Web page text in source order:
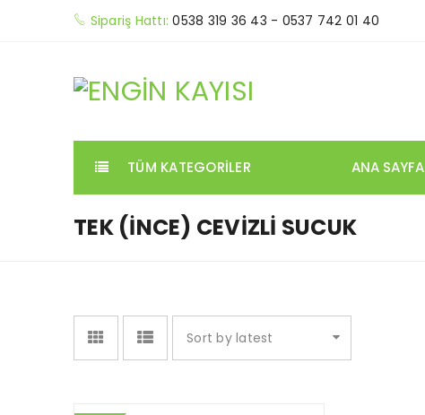
Sipariş Hattı: 0538 319 36 43 - 0537 742 01 40
TÜM KATEGORILER ANA SAYFA
TEK (İNCE) CEVIZLI SUCUK
Sort by latest